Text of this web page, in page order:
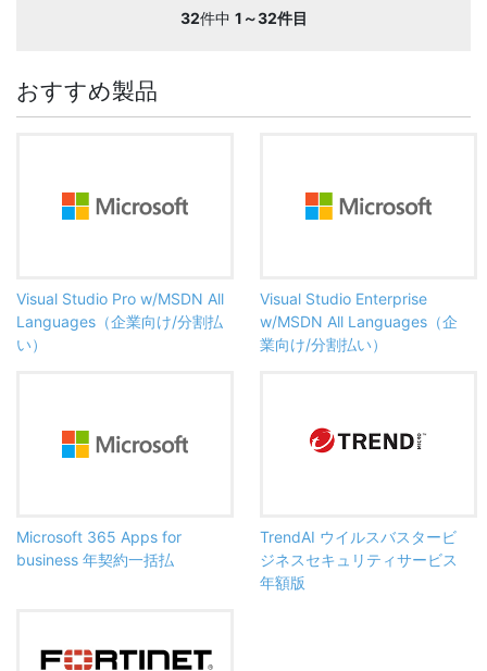
32件中 1～32件目
おすすめ製品
Visual Studio Pro w/MSDN All
Languages（企業向け/分割払
い）
Visual Studio Enterprise
w/MSDN All Languages（企
業向け/分割払い）
Microsoft 365 Apps for
business 年契約一括払
TrendAI ウイルスバスタービ
ジネスセキュリティサービス
年額版